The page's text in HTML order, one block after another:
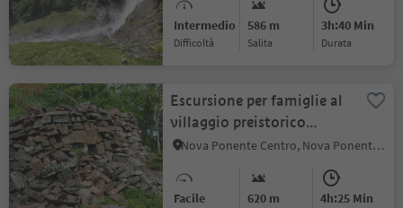
Intermedio
Difficoltà
586 m
Salita
3h:40 Min
durata
Escursione per famiglie al
villaggio preistorico
Enzbirch lungo il nuovo
"Kirchsteig"
Nova Ponente Centro, Nova Ponente, Regione dolomitica Val d'Ega
Facile 620 m 4h:25 Min